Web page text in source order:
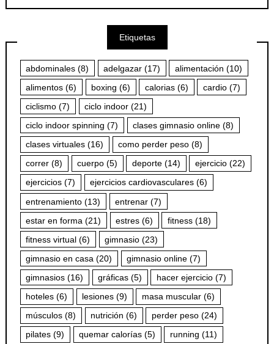
Etiquetas
abdominales (8) adelgazar (17) alimentación (10)
alimentos (6) boxing (6) calorias (6) cardio (7)
ciclismo (7) ciclo indoor (21)
ciclo indoor spinning (7) clases gimnasio online (8)
clases virtuales (16) como perder peso (8)
correr (8) cuerpo (5) deporte (14) ejercicio (22)
ejercicios (7) ejercicios cardiovasculares (6)
entrenamiento (13) entrenar (7)
estar en forma (21) estres (6) fitness (18)
fitness virtual (6) gimnasio (23)
gimnasio en casa (20) gimnasio online (7)
gimnasios (16) gráficas (5) hacer ejercicio (7)
hoteles (6) lesiones (9) masa muscular (6)
músculos (8) nutrición (6) perder peso (24)
pilates (9) quemar calorías (5) running (11)